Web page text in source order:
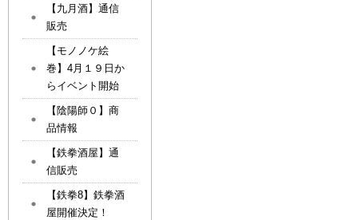
【九月酒】通信
販売
【モノノケ絵
巻】4月１９日か
らイベント開始
【陰陽師０】商
品情報
【鉄拳酒屋】通
信販売
【鉄拳8】鉄拳酒
屋開催決定！